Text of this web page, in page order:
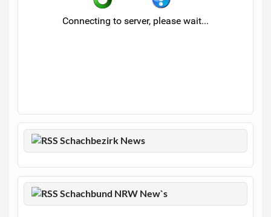
Schachbezirk News
Schachbund NRW New`s